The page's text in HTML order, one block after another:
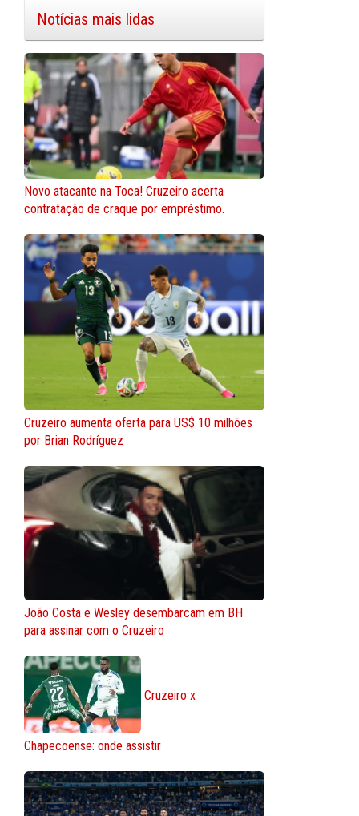
Notícias mais lidas
Novo atacante na Toca! Cruzeiro acerta
contratação de craque por empréstimo.
Cruzeiro aumenta oferta para US$ 10 milhões
por Brian Rodríguez
João Costa e Wesley desembarcam em BH
para assinar com o Cruzeiro
Cruzeiro x
Chapecoense: onde assistir